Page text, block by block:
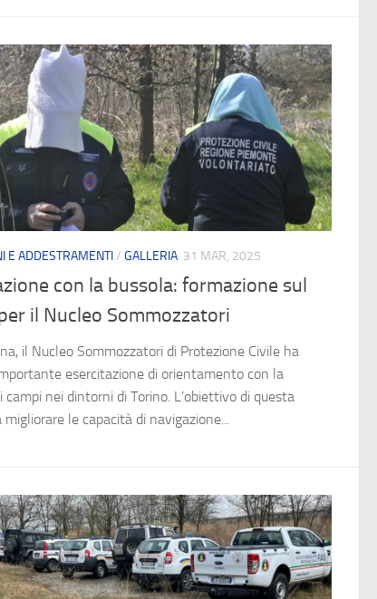
E ADDESTRAMENTI/ GALLERIA 31 MAR, 2025
con la bussola: formazione sul
il Nucleo Sommozzatori
il Nucleo Sommozzatori di Protezione Civile ha
esercitazione di orientamento con la
campi nei dintorni di Torino. L’obiettivo di questa
le capacità di navigazione...